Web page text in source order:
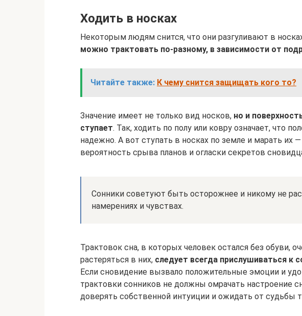
Ходить в носках
Некоторым людям снится, что они разгуливают в
можно трактовать по-разному, в зависимости от
Читайте также: К чему снится защищать кого то?
Значение имеет не только вид носков, но и
ступает. Так, ходить по полу или ковру означает, что
надежно. А вот ступать в носках по земле и марать их —
вероятность срыва планов и огласки секретов
Сонники советуют быть осторожнее и никому не
намерениях и чувствах.
Трактовок сна, в которых человек остался без обуви,
растеряться в них, следует всегда прислушиваться
Если сновидение вызвало положительные эмоции и
трактовки сонников не должны омрачать настроение
доверять собственной интуиции и ожидать от судьбы